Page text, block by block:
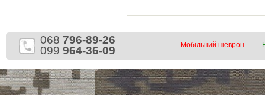
068 796-89-26
099 964-36-09 Мобільний шеврон